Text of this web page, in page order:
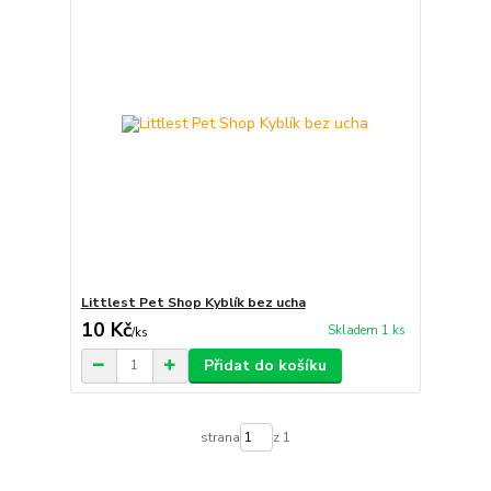
Littlest Pet Shop Kyblík bez ucha
10 Kč/ks Skladem 1 ks
Přidat do košíku
strana z 1